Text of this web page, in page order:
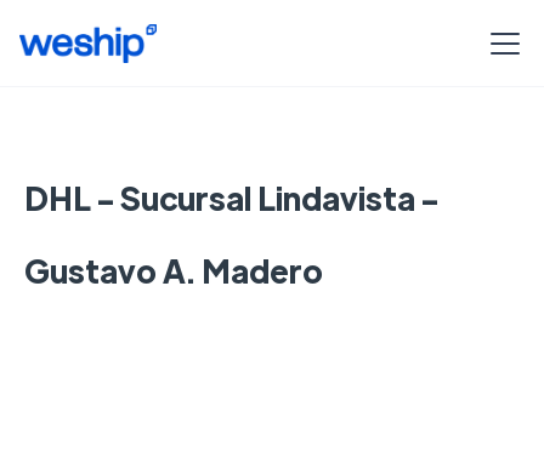
DHL - Sucursal Lindavista -
Gustavo A. Madero